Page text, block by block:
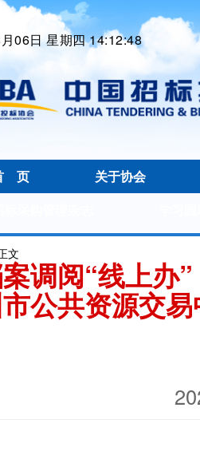
06日 星期四 14:12:49
页
关于协会
文
调阅“线上办
公共资源交